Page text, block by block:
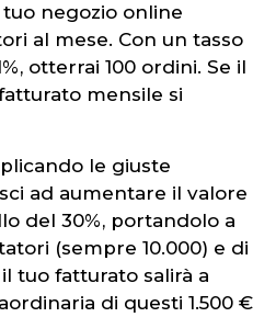
negozio online
al mese. Con un tasso
otterrai 100 ordini. Se il
mensile si
le giuste
ad aumentare il valore
del 30%, portandolo a
(sempre 10.000) e di
tuo fatturato salirà a
di questi 1.500 €